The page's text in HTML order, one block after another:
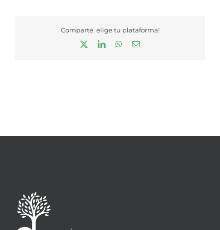
Comparte, elige tu plataforma!
LinkedInWhatsApp
Correo